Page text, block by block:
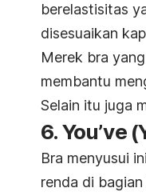
berelastisitas
disesuaikan
Merek bra
membantu
Selain itu juga
6. You’ve
Bra menyusui
renda di